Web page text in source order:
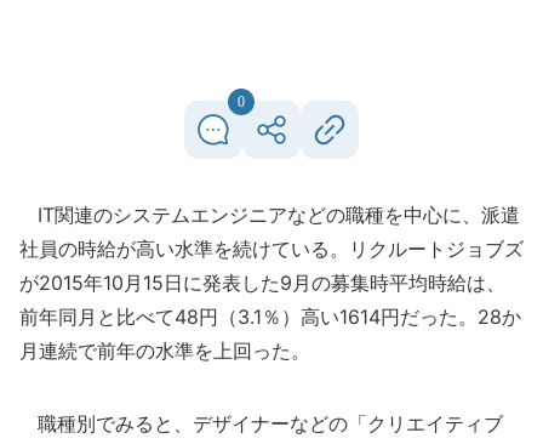
0
IT関連のシステムエンジニアなどの職種を中心に、派遣
社員の時給が高い水準を続けている。リクルートジョブズ
が2015年10月15日に発表した9月の募集時平均時給は、
前年同月と比べて48円（3.1％）高い1614円だった。28か
月連続で前年の水準を上回った。
職種別でみると、デザイナーなどの「クリエイティブ